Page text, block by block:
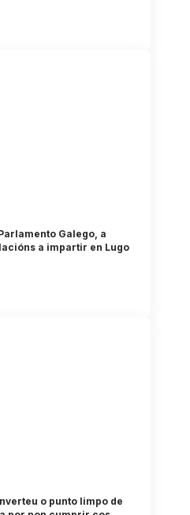
Galego, a
a impartir en Lugo
o punto limpo de